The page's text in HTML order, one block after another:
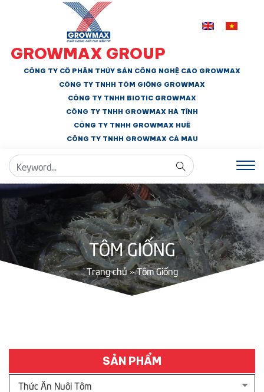
GROWMAX GROUP
CÔNG TY CỔ PHẦN THỦY SẢN CÔNG NGHỆ CAO GROWMAX
CÔNG TY TNHH TÔM GIỐNG GROWMAX
CÔNG TY TNHH BIOTIC GROWMAX
CÔNG TY TNHH GROWMAX HÀ TĨNH
CÔNG TY TNHH GROWMAX HUẾ
CÔNG TY TNHH GROWMAX CÀ MAU
TÔM GIỐNG
Trang chủ»Tôm Giống
SẢN PHẨM
Thức Ăn Nuôi Tôm